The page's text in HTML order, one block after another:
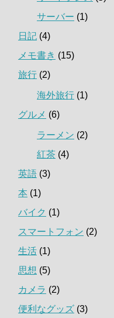
サーバー (1)
日記 (4)
メモ書き (15)
旅行 (2)
海外旅行 (1)
グルメ (6)
ラーメン (2)
紅茶 (4)
英語 (3)
本 (1)
バイク (1)
スマートフォン (2)
生活 (1)
思想 (5)
カメラ (2)
便利なグッズ (3)